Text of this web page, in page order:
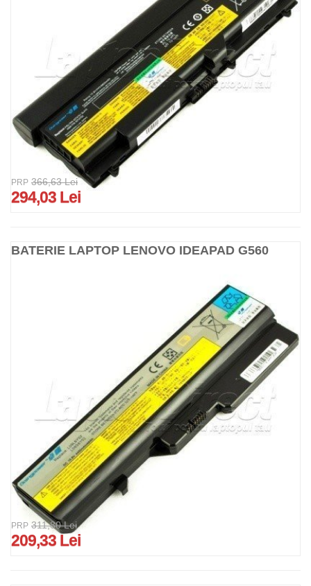
PRP 366,63 Lei
294,03 Lei
BATERIE LAPTOP LENOVO IDEAPAD G560
PRP 311,80 Lei
209,33 Lei